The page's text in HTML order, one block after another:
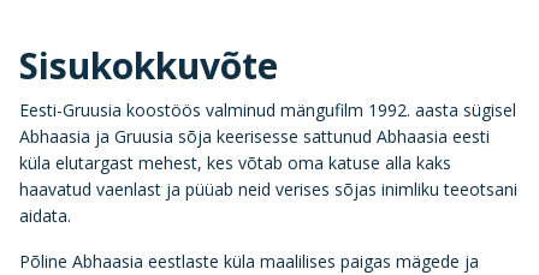
Sisukokkuvõte
Eesti-Gruusia koostöös valminud mängufilm 1992. aasta sügisel
Abhaasia ja Gruusia sõja keerisesse sattunud Abhaasia eesti
küla elutargast mehest, kes võtab oma katuse alla kaks
haavatud vaenlast ja püüab neid verises sõjas inimliku teeotsani
aidata.
Põline Abhaasia eestlaste küla maalilises paigas mägede ja